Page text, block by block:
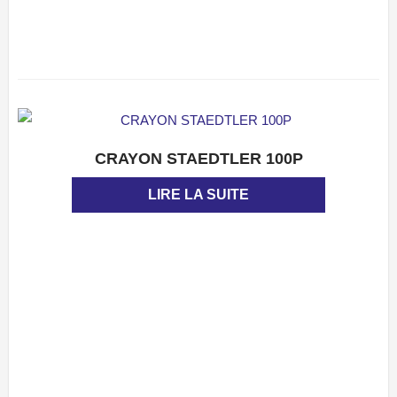
CRAYON STAEDTLER 100P
LIRE LA SUITE